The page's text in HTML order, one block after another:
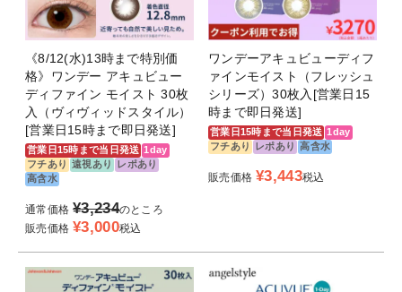
《8/12(水)13時まで特別価
格》ワンデー アキュビュー
ディファイン モイスト 30枚
入（ヴィヴィッドスタイル）
[営業日15時まで即日発送]
営業日15時まで当日発送 1day
フチあり 遠視あり
レポあり
高含水
通常価格 ¥3,234のところ
販売価格 ¥3,000税込
ワンデーアキュビューディフ
ァインモイスト（フレッシュ
シリーズ）30枚入[営業日15
時まで即日発送]
営業日15時まで当日発送 1day
フチあり
レポあり 高含水
販売価格 ¥3,443税込